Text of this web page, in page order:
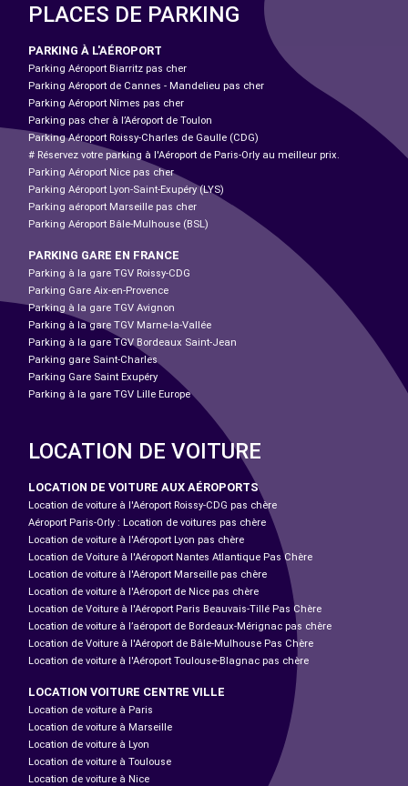
PLACES DE PARKING
PARKING À L'AÉROPORT
Parking Aéroport Biarritz pas cher
Parking Aéroport de Cannes - Mandelieu pas cher
Parking Aéroport Nîmes pas cher
Parking pas cher à l’Aéroport de Toulon
Parking Aéroport Roissy-Charles de Gaulle (CDG)
# Réservez votre parking à l'Aéroport de Paris-Orly au meilleur prix.
Parking Aéroport Nice pas cher
Parking Aéroport Lyon-Saint-Exupéry (LYS)
Parking aéroport Marseille pas cher
Parking Aéroport Bâle-Mulhouse (BSL)
PARKING GARE EN FRANCE
Parking à la gare TGV Roissy-CDG
Parking Gare Aix-en-Provence
Parking à la gare TGV Avignon
Parking à la gare TGV Marne-la-Vallée
Parking à la gare TGV Bordeaux Saint-Jean
Parking gare Saint-Charles
Parking Gare Saint Exupéry
Parking à la gare TGV Lille Europe
LOCATION DE VOITURE
LOCATION DE VOITURE AUX AÉROPORTS
Location de voiture à l'Aéroport Roissy-CDG pas chère
Aéroport Paris-Orly : Location de voitures pas chère
Location de voiture à l'Aéroport Lyon pas chère
Location de Voiture à l'Aéroport Nantes Atlantique Pas Chère
Location de voiture à l'Aéroport Marseille pas chère
Location de voiture à l'Aéroport de Nice pas chère
Location de Voiture à l'Aéroport Paris Beauvais-Tillé Pas Chère
Location de voiture à l’aéroport de Bordeaux-Mérignac pas chère
Location de Voiture à l'Aéroport de Bâle-Mulhouse Pas Chère
Location de voiture à l'Aéroport Toulouse-Blagnac pas chère
LOCATION VOITURE CENTRE VILLE
Location de voiture à Paris
Location de voiture à Marseille
Location de voiture à Lyon
Location de voiture à Toulouse
Location de voiture à Nice